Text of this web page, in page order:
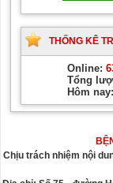
THỐNG KÊ
Online:
Tổng
Hôm nay:
Chịu trách nhiệm nội